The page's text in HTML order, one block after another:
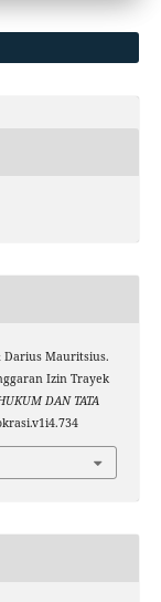
Darius Mauritsius.
Izin Trayek
DAN TATA